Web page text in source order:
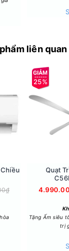
ion âm có khả
đó đưa chúng
sạch hơn và
liên quan
25%
Quạt
Tặng Ấm siêu
trị